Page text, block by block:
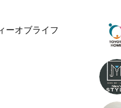
ーオブライフ